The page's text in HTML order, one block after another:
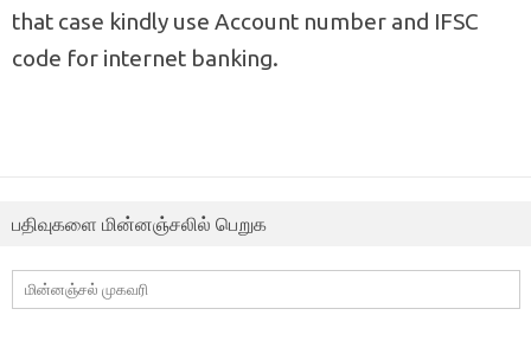
that case kindly use Account number and IFSC
code for internet banking.
பதிவுகளை மின்னஞ்சலில் பெறுக
மின்னஞ்சல்
முகவரி